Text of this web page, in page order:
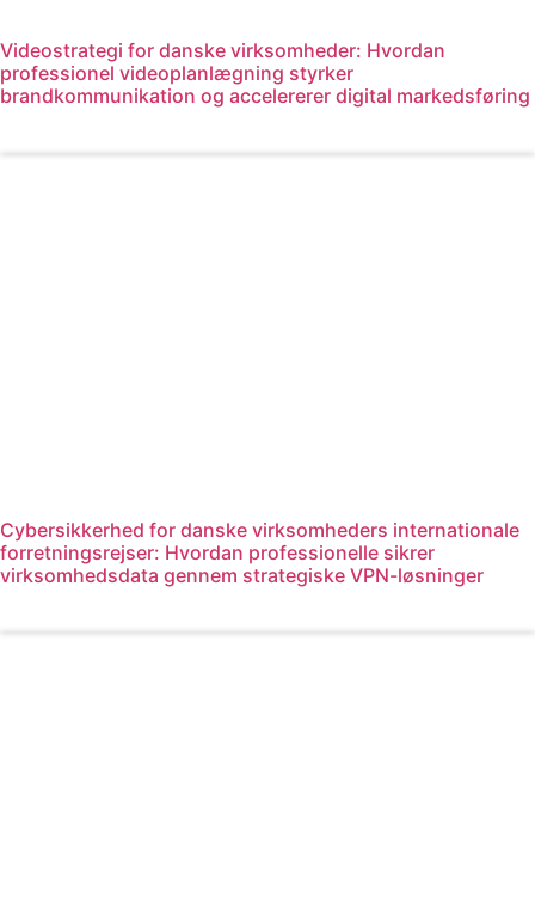
Videostrategi for danske virksomheder: Hvordan
professionel videoplanlægning styrker
brandkommunikation og accelererer digital markedsføring
Cybersikkerhed for danske virksomheders internationale
forretningsrejser: Hvordan professionelle sikrer
virksomhedsdata gennem strategiske VPN-løsninger